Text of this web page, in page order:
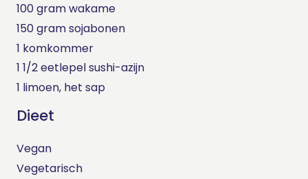
100 gram wakame
150 gram sojabonen
1 komkommer
1 1/2 eetlepel sushi-azijn
1 limoen, het sap
Dieet
Vegan
Vegetarisch